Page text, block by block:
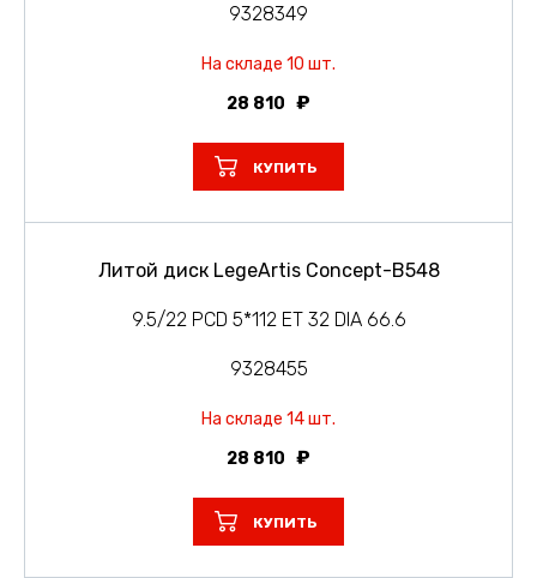
9328349
На складе 10 шт.
28 810
КУПИТЬ
Литой диск LegeArtis Concept-B548
9.5/22 PCD 5*112 ET 32 DIA 66.6
9328455
На складе 14 шт.
28 810
КУПИТЬ